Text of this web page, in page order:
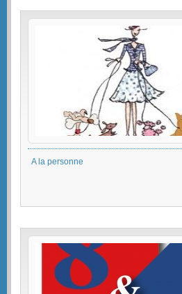
A la personne